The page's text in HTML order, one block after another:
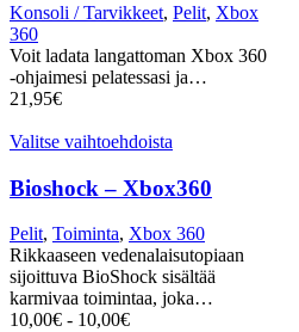
Konsoli / Tarvikkeet, Pelit, Xbox
360
Voit ladata langattoman Xbox 360
-ohjaimesi pelatessasi ja…
21,95€
Valitse vaihtoehdoista
Bioshock – Xbox360
Pelit, Toiminta, Xbox 360
Rikkaaseen vedenalaisutopiaan
sijoittuva BioShock sisältää
karmivaa toimintaa, joka…
10,00€ - 10,00€